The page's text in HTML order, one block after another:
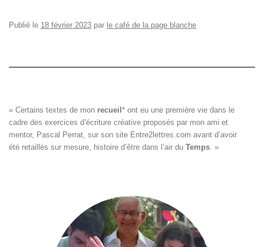
Publié le 18 février 2023 par le café de la page blanche
« Certains textes de mon recueil* ont eu une première vie dans le
cadre des exercices d’écriture créative proposés par mon ami et
mentor, Pascal Perrat, sur son site Entre2lettres.com avant d’avoir
été retaillés sur mesure, histoire d’être dans l’air du Temps . »